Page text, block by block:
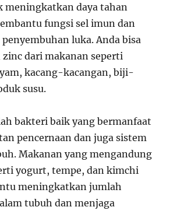
meningkatkan daya tahan
fungsi sel imun dan
luka. Anda bisa
dari makanan seperti
kacang-kacangan, biji-
susu.
bakteri baik yang bermanfaat
pencernaan dan juga sistem
Makanan yang mengandung
yogurt, tempe, dan kimchi
meningkatkan jumlah
tubuh dan menjaga